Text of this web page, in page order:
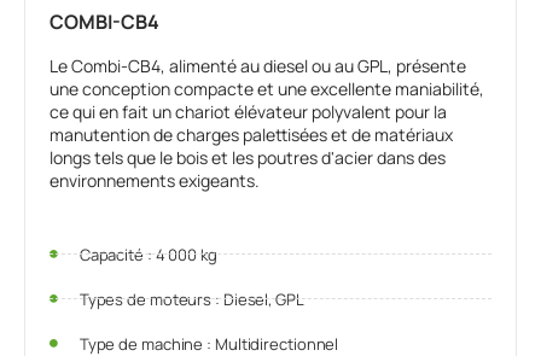
COMBI-CB4
Le Combi-CB4, alimenté au diesel ou au GPL, présente
une conception compacte et une excellente maniabilité,
ce qui en fait un chariot élévateur polyvalent pour la
manutention de charges palettisées et de matériaux
longs tels que le bois et les poutres d'acier dans des
environnements exigeants.
Capacité : 4 000 kg
Types de moteurs : Diesel, GPL
Type de machine : Multidirectionnel